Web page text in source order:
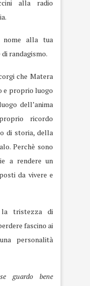
alla radio
nome alla tua
randagismo.
che Matera
e proprio luogo
dell’anima
ricordo
di storia, della
Perchè sono
a rendere un
da vivere e
la tristezza di
fascino ai
personalità
se guardo bene